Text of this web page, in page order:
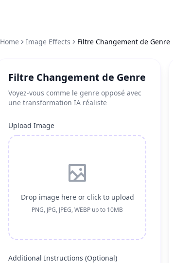
Home Image Effects Filtre Changement de Genre
Filtre Changement de Genre
Voyez-vous comme le genre opposé avec
une transformation IA réaliste
Upload Image
Drop image here or click to upload
PNG, JPG, JPEG, WEBP up to 10MB
Additional Instructions (Optional)